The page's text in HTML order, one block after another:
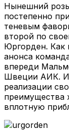
Нынешний
постепенно
теневым
второй по
Юргорден. Как
анонса
впереди
Швеции АИК. И
реализации
преимущества
вплотную